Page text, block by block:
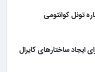
تونل کوانتومی
ساختارهای کایرال